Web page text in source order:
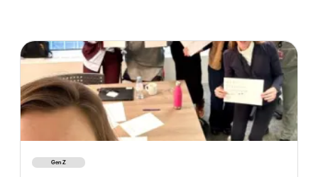
Gen Z